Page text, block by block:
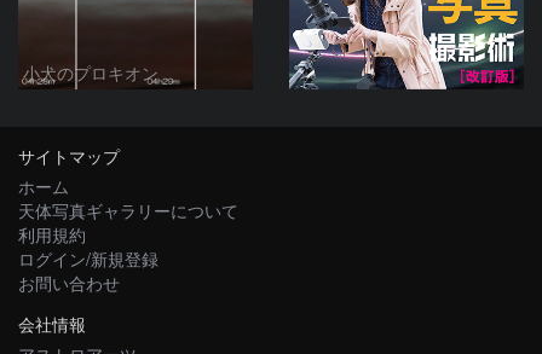
小犬のプロキオン
サイトマップ
ホーム
天体写真ギャラリーについて
利用規約
ログイン/新規登録
お問い合わせ
会社情報